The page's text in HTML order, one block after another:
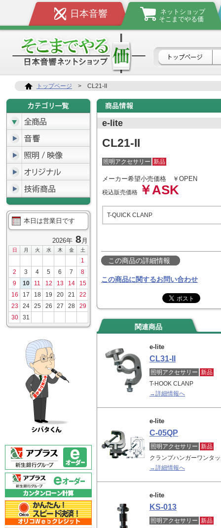
日本音響
ネットショップ
そこまでやる価
トップページ > CL21-II
本日は営業日です
2026年 8 月
日 月 火 水 木 金 土
1
2
3 4 5 6 7
8
9
10 11 12 13 14
15
16
17 18 19 20 21
22
23
24 25 26 27 28
29
30
31
e-lite
CL21-II
照明アクセサリー 新品
メーカー希望小売価格 ￥OPEN
税込販売価格 ￥ASK
T-QUICK CLANP
この商品の詳細情報
この商品に関するお問い合わせ
関連商品
e-lite
CL31-II
照明アクセサリー 新品
T-HOOK CLANP
→詳細情報へ
e-lite
C-05QP
照明アクセサリー 新品
クランプハンガーワンタ
→詳細情報へ
e-lite
KS-013
照明アクセサリー 新品